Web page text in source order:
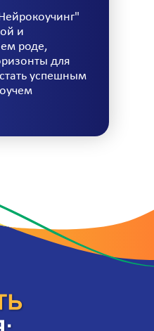
и
роде,
для
успешным